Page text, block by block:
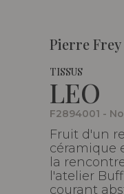
Pierre Frey
TISSUS
LEO
F2894001 -
Fruit d'un
céramique
la
l'atelier
courant